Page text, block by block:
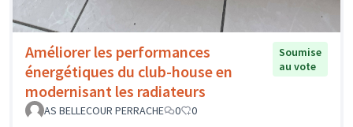
Améliorer les performances
énergétiques du club-house en
modernisant les radiateurs
Soumise
au vote
AS BELLECOUR PERRACHE 0 0